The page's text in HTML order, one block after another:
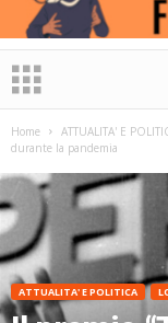
Home ATTUALITA' E
durante la pandemia
ATTUALITA' E POLITICA